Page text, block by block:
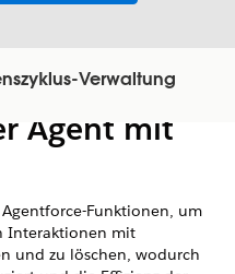
Verwaltung
Agent mit
Funktionen, um
Interaktionen mit
und zu löschen, wodurch